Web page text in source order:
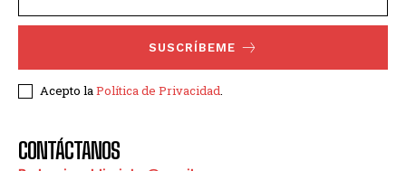
SUSCRÍBEME
Acepto laPolítica de Privacidad.
CONTÁCTANOS